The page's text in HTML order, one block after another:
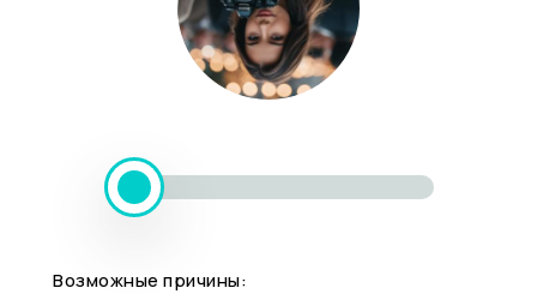
Возможные причины: